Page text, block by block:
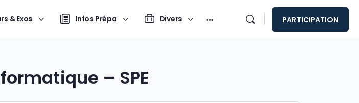
& Exos Infos Prépa Divers PARTICIPATION
– SPE